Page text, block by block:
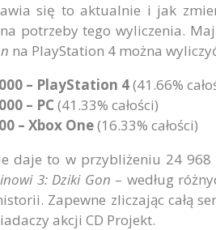
się to aktualnie i jak
potrzeby tego wyliczenia.
na PlayStation 4 można
– PlayStation 4(41.66%
– PC(41.33% całości)
– Xbox One(16.33% całości)
daje to w przybliżeniu 24
3: Dziki Gon – według
Zapewne zliczając całą
akcji CD Projekt.